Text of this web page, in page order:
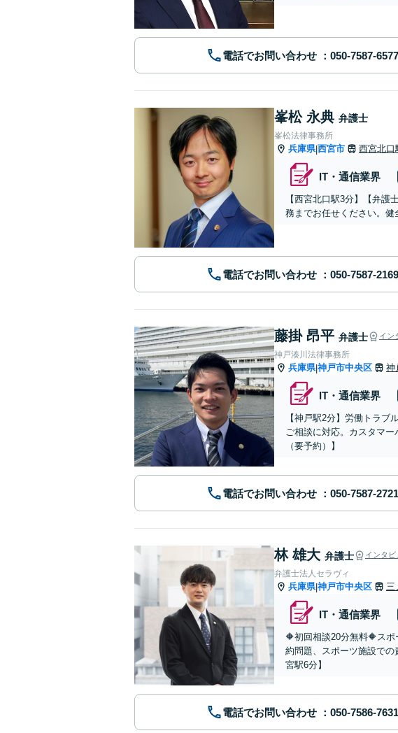
電話でお問い合わせ
峯松 永典 弁護士
峯松法律事務所
兵庫県|西宮市 西宮北口
IT・通信業界
【西宮北口駅3分】【弁
務までお任せください。健
電話でお問い合わせ
藤掛 昂平 弁護士 イン
神戸湊川法律事務所
兵庫県|神戸市中央区 神
IT・通信業界
【神戸駅2分】労働トラ
ご相談に対応。カスタマ
（要予約）】
電話でお問い合わせ
林 雄大 弁護士 インタビ
弁護士法人セラヴィ
兵庫県|神戸市中央区 三
IT・通信業界
🔶初回相談20分無料🔶ス
約問題、スポーツ施設で
宮駅6分】
電話でお問い合わせ